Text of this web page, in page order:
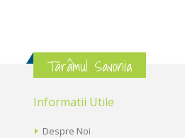
Tărâmul Savonia
Informatii Utile
Despre Noi